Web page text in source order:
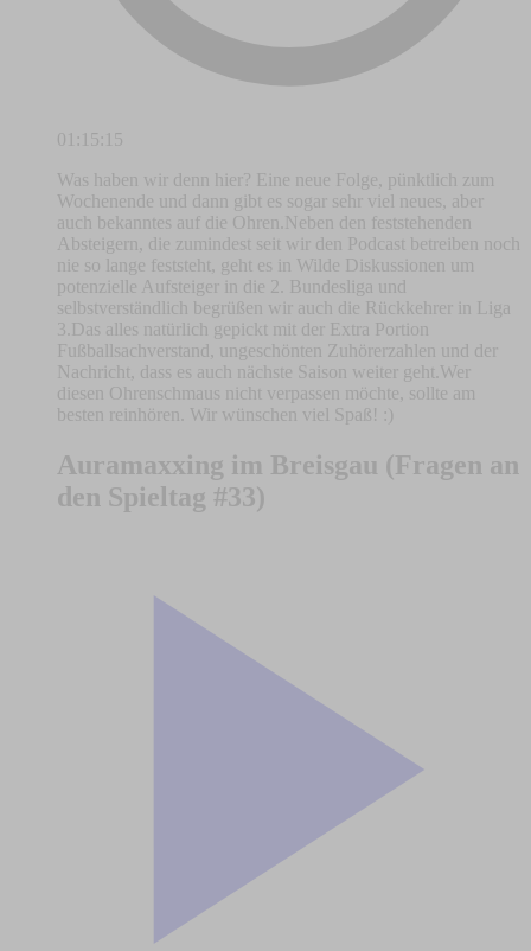
01:15:15
Was haben wir denn hier? Eine neue Folge, pünktlich zum
Wochenende und dann gibt es sogar sehr viel neues, aber
auch bekanntes auf die Ohren.Neben den feststehenden
Absteigern, die zumindest seit wir den Podcast betreiben noch
nie so lange feststeht, geht es in Wilde Diskussionen um
potenzielle Aufsteiger in die 2. Bundesliga und
selbstverständlich begrüßen wir auch die Rückkehrer in Liga
3.Das alles natürlich gepickt mit der Extra Portion
Fußballsachverstand, ungeschönten Zuhörerzahlen und der
Nachricht, dass es auch nächste Saison weiter geht.Wer
diesen Ohrenschmaus nicht verpassen möchte, sollte am
besten reinhören. Wir wünschen viel Spaß! :)
Auramaxxing im Breisgau (Fragen an
den Spieltag #33)